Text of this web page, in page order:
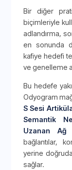
Bir diğer
biçimleriyle
adlandırma,
en sonunda
kafiye hedefi
ve genelleme
Bu hedefe
Odyogram
S Sesi
Semantik
Uzanan Ağ
bağlantılar,
yerine
sağlar.